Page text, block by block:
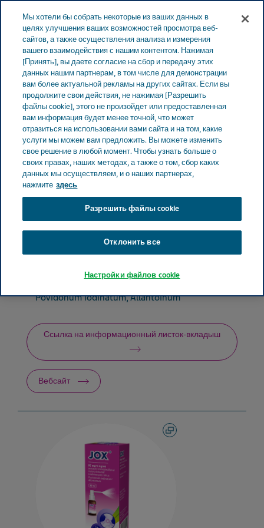
ЭСТОНИЯ
Estonia Продукты Каталог продуктов
Jox
(Povidonum iodinatum Allantoinum) спрей
Jox (Povidonum iodinatum
Allantoinum) спрей
ПРОСТУДА
Терапевтический класс
Активный ингредиент
Povidonum iodinatum, Allantoinum
Ссылка на информационный листок-вкладыш
Вебсайт
Мы хотели бы собрать некоторые из ваших данных в
целях улучшения ваших возможностей просмотра веб-
сайтов, а также осуществления анализа и измерения
вашего взаимодействия с нашим контентом. Нажимая
[Принять], вы даете согласие на сбор и передачу этих
данных нашим партнерам, в том числе для демонстрации
вам более актуальной рекламы на других сайтах. Если вы
продолжите свои действия, не нажимая [Разрешить
файлы cookie], этого не произойдет или предоставленная
вам информация будет менее точной, что может
отразиться на использовании вами сайта и на том, какие
услуги мы можем вам предложить. Вы можете изменить
свое решение в любой момент. Чтобы узнать больше о
своих правах, наших методах, а также о том, сбор каких
данных мы осуществляем, и о наших партнерах,
нажмите здесь
Разрешить файлы cookie
Отклонить все
Настройки файлов cookie